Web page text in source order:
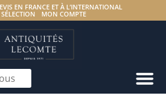
EN FRANCE ET À L’INTERNATIONAL
MON COMPTE